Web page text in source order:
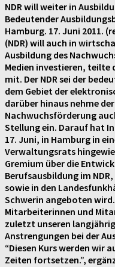
NDR will weiter in
Bedeutender
Hamburg. 17. Juni 2011.
(NDR) will auch in
Ausbildung des
Medien investieren, teilte
mit. Der NDR sei der
dem Gebiet der
darüber hinaus nehme
Nachwuchsförderung
Stellung ein. Darauf hat
17. Juni, in Hamburg in
Verwaltungsrats
Gremium über die
Berufsausbildung im
sowie in den
Schwerin angeboten
Mitarbeiterinnen und
zuletzt unseren
Anstrengungen bei der
“Diesen Kurs werden wir
Zeiten fortsetzen.”,